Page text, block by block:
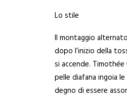
Lo stile
Il montaggio
dopo l’inizio della
si accende.
pelle diafana ingoia
degno di essere